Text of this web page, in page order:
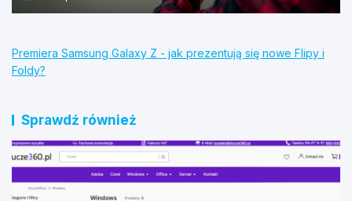
Premiera Samsung Galaxy Z - jak prezentują się nowe Flipy i
Foldy?
Sprawdź również